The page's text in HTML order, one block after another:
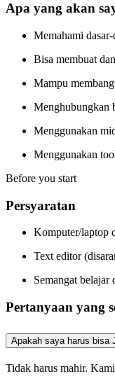
Apa yang akan
Memahami
Bisa membuat
Mampu
Menghubungkan
Menggunakan
Menggunakan
Before you start
Persyaratan
Komputer/laptop
Text editor
Semangat
Pertanyaan yang
Apakah saya harus bisa
Tidak harus mahir.